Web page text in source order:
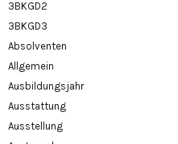
3BKGD2
3BKGD3
Absolventen
Allgemein
Ausbildungsjahr
Ausstattung
Ausstellung